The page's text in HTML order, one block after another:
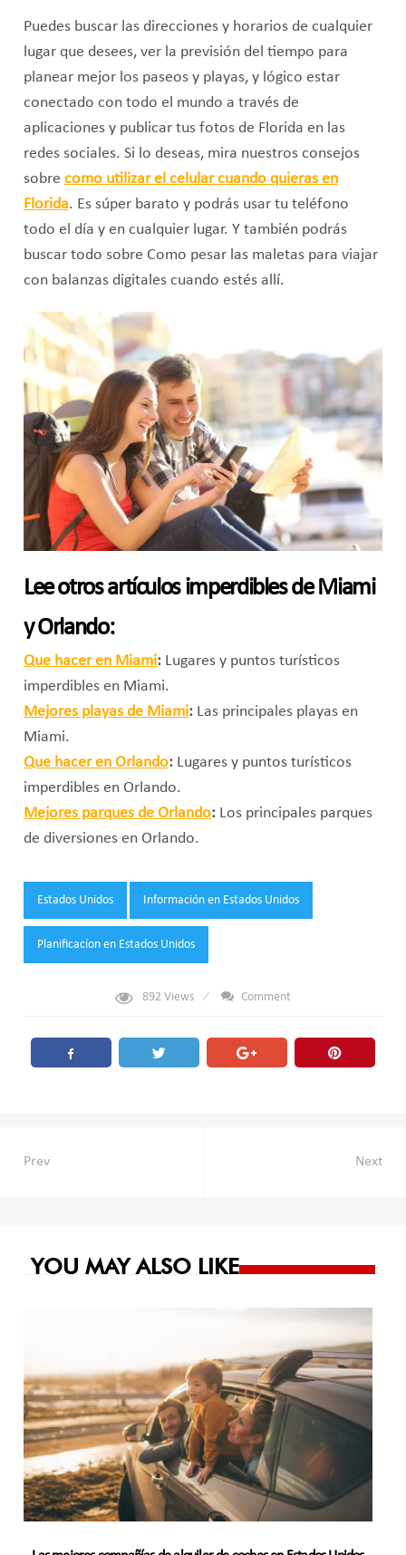
Puedes buscar las direcciones y horarios de cualquier
lugar que desees, ver la previsión del tiempo para
planear mejor los paseos y playas, y lógico estar
conectado con todo el mundo a través de
aplicaciones y publicar tus fotos de Florida en las
redes sociales. Si lo deseas, mira nuestros consejos
sobre como utilizar el celular cuando quieras en
Florida. Es súper barato y podrás usar tu teléfono
todo el día y en cualquier lugar. Y también podrás
buscar todo sobre Como pesar las maletas para viajar
con balanzas digitales cuando estés allí.
Lee otros artículos imperdibles de Miami
y Orlando:
Que hacer en Miami:Lugares y puntos turísticos
imperdibles en Miami.
Mejores playas de Miami:Las principales playas en
Miami.
Que hacer en Orlando:Lugares y puntos turísticos
imperdibles en Orlando.
Mejores parques de Orlando:Los principales parques
de diversiones en Orlando.
Estados Unidos Información en Estados Unidos
Planificacíon en Estados Unidos
892Views Comment
Navegación
Prev Next
YOU MAY ALSO LIKE